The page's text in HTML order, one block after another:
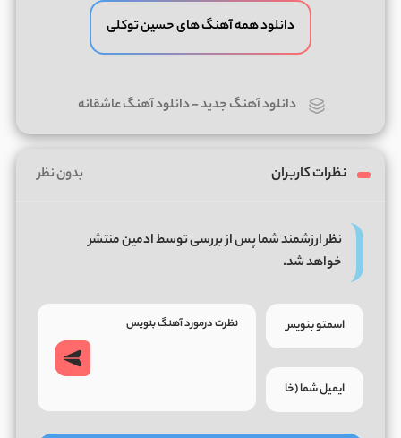
دانلود همه آهنگ های حسین توکلی
دانلود آهنگ جدید-دانلود آهنگ عاشقانه
نظرات کاربران بدون نظر
نظر ارزشمند شما پس از بررسی توسط ادمین منتشر
خواهد شد.